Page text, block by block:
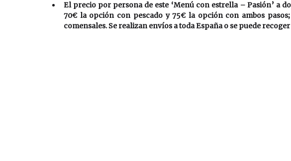
El precio por persona de este ‘Menú con estrella – Pasión’ a
70€ la opción con pescado y 75€ la opción con ambos
comensales. Se realizan envíos a toda España o se puede